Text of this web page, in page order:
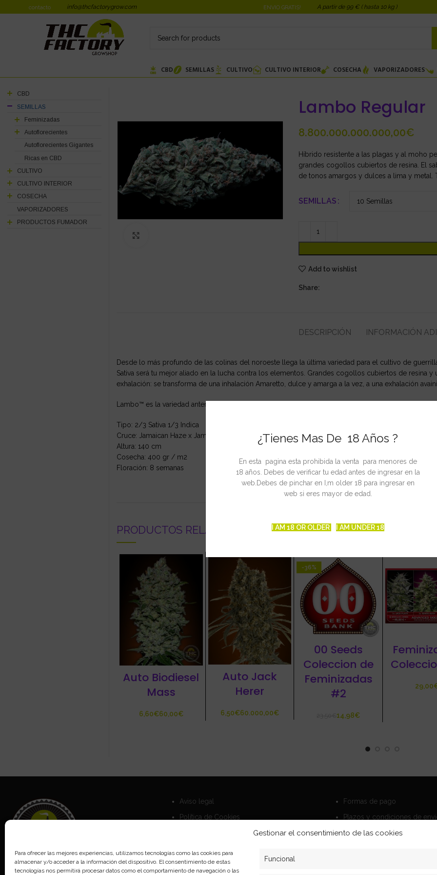
¿Tienes Mas De 18 Años ?
En esta pagina esta prohibida la venta para menores de
18 años. Debes de verificar tu edad antes de ingresar en la
web.Debes de pinchar en I,m older 18 para ingresar en
web si eres mayor de edad.
I AM 18 OR OLDER I AM UNDER 18
Gestionar el consentimiento de las cookies
Para ofrecer las mejores experiencias, utilizamos tecnologías como las cookies para
almacenar y/o acceder a la información del dispositivo. El consentimiento de estas
tecnologías nos permitirá procesar datos como el comportamiento de navegación o las
Funcional
contacto info@thcfactorygrow.com ENVIO GRATIS! A partir de 99 € ( hasta 10 kg )
CBD SEMILLAS CULTIVO CULTIVO INTERIOR COSECHA VAPORIZADORES
Lambo Regular
€
Híbrido resistente a las plagas y al moho
grandes cogollos cubiertos de resina. El
de tonos amargos y dulces a lima y metal.
SEMILLAS
Add to wishlist
Share:
DESCRIPCIÓN INFORMACIÓN
Desde lo más profundo de las colinas del noroeste llega la última variedad para el cultivo de
Sativa será tu mejor aliado en la lucha contra los elementos. Grandes cogollos cubiertos de resina
exhalación: se transforma de una inhalación Amaretto, dulce y amarga a la vez, a una exhalación
Lambo™ es la variedad anteriormente conocida como Rambo, pero su nombre cambió por
Tipo: 2/3 Sativa 1/3 Indica
Cruce: Jamaican Haze x Jamaican Purple x Super Afghan
Altura: 140 cm
Cosecha: 400 gr / m2
Floración: 8 semanas
PRODUCTOS RELACIONADOS
Auto Biodiesel
Mass
€ €
Auto Jack
Herer
€ €
-36%
00 Seeds
Coleccion de
Feminizadas
#2
€14,98€
CBD
SEMILLAS
Feminizadas
Autoflorecientes
Autoflorecientes Gigantes
Ricas en CBD
CULTIVO
CULTIVO INTERIOR
COSECHA
VAPORIZADORES
PRODUCTOS FUMADOR
Aviso legal
Política de Cookies
Formas de pago
Plazos y condiciones de
Politica de devoluciones